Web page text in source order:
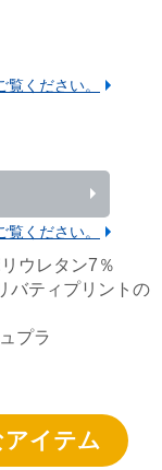
ください。
ください。
ウレタン7％
バティプリントの
プラ
イテム